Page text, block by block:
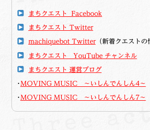
まちクエスト Facebook
まちクエスト Twitter
machiquebot Twitter（新着クエストの
まちクエスト YouTube チャンネル
まちクエスト 運営ブログ
･MOVING MUSIC ～いしんでんしん4～
･MOVING MUSIC ～いしんでんしん7～